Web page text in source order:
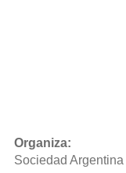
Organiza:
Sociedad